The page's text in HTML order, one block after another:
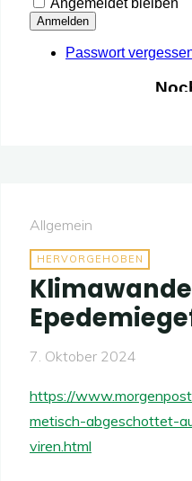
Allgemein
HERVORGEHOBEN
7. Oktober 2024
https://
metisch-abgeschottet-
viren.html